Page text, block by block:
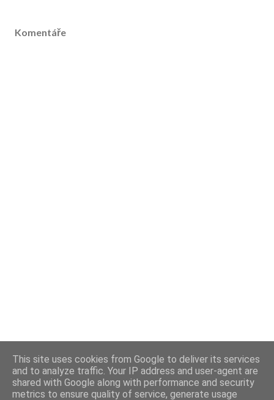
Komentáře
This site uses cookies from Google to deliver its services
and to analyze traffic. Your IP address and user-agent are
shared with Google along with performance and security
metrics to ensure quality of service, generate usage